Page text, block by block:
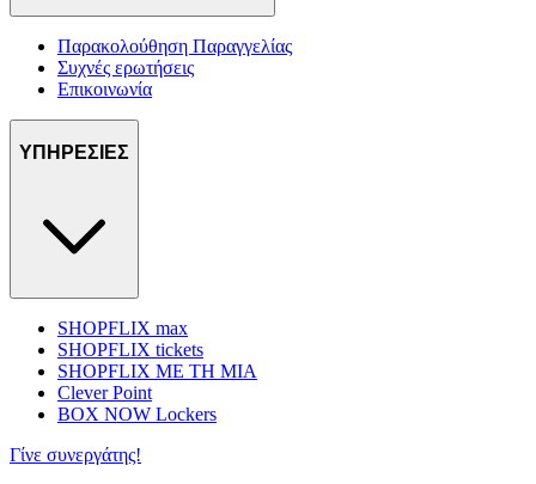
Παρακολούθηση Παραγγελίας
Συχνές ερωτήσεις
Επικοινωνία
ΥΠΗΡΕΣΙΕΣ
SHOPFLIX max
SHOPFLIX tickets
SHOPFLIX ΜΕ ΤΗ ΜΙΑ
Clever Point
BOX NOW Lockers
Γίνε συνεργάτης!